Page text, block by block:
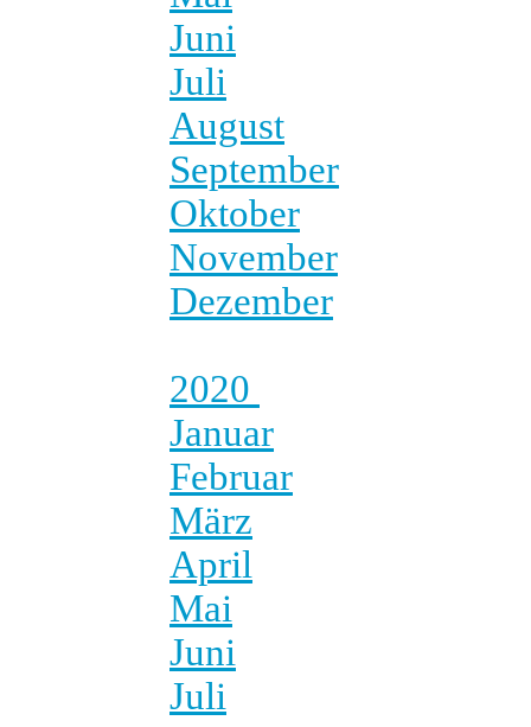
Juni
Juli
August
September
Oktober
November
Dezember
2020
Januar
Februar
März
April
Mai
Juni
Juli